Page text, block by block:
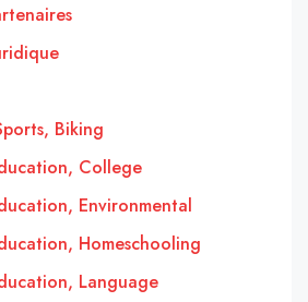
Biking
College
Environmental
Homeschooling
Language